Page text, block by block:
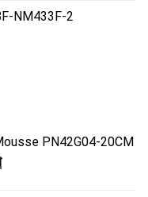
NM433F-2
PN42G04-20CM
Giá